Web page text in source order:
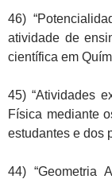
46)
atividade de
científica em
45) “Atividades
Física mediante
estudantes e dos
44) “Geometria